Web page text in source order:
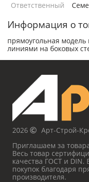
Ответственный
Информация о
прямоугольная
линиями на боковых
2026
Арт-Строй-
Приглашаем за
Весь товар
качества ГОСТ и DIN.
покупок благодаря
производителя.